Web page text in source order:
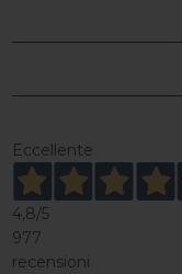
Eccellente
4,8/5
977
recensioni